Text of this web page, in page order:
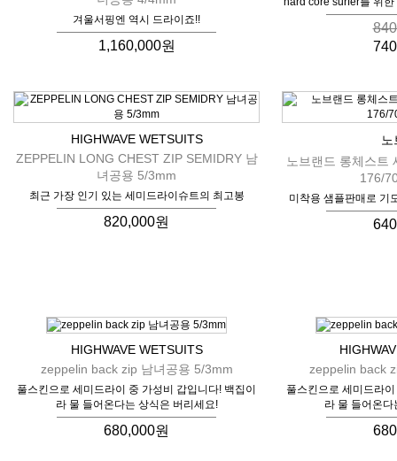
겨울서핑엔 역시 드라이죠!!
1,160,000원
HIGHWAVE WETSUITS
ZEPPELIN LONG CHEST ZIP SEMIDRY 남
녀공용 5/3mm
최근 가장 인기 있는 세미드라이슈트의 최고봉
820,000원
노
노브랜드 롱체스트
176/
미착용 샘플판매로 기
HIGHWAVE WETSUITS
zeppelin back zip 남녀공용 5/3mm
풀스킨으로 세미드라이 중 가성비 갑입니다! 백집이
라 물 들어온다는 상식은 버리세요!
680,000원
zeppelin back
풀스킨으로 세미드라
라 물 들어온